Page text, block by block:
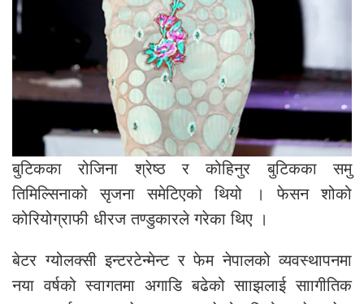
बुटिकका रोजिना श्रेष्ठ र कोहिनुर बुटिकका समु
तिमिल्सिनाको सृजना समेटिएको थियो । फेसन शोको
कोरियोग्राफी धीरज तण्डुकारले गरेका थिए ।
बेटर ग्योलक्सी इन्टरटेन्मेन्ट र फेम नेपालको व्यवस्थापनमा
नया वर्षको स्वागतमा अगाडि बढेको सााझलाई साागीतिक